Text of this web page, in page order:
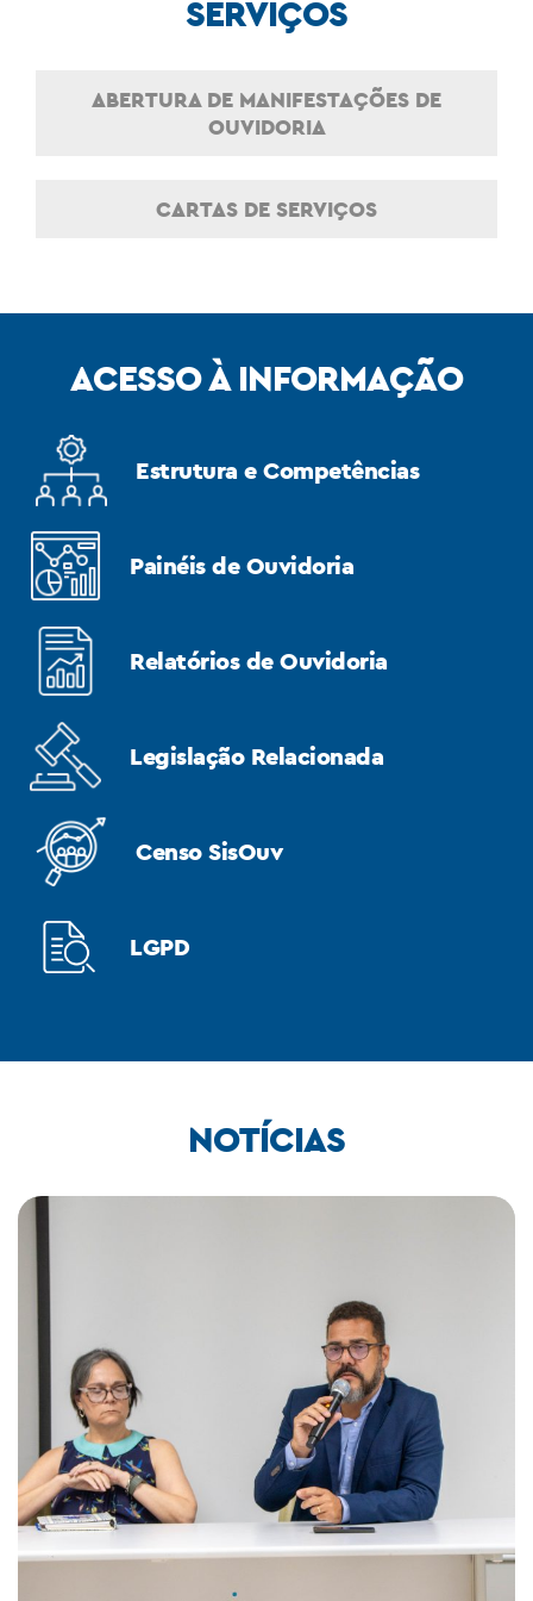
SERVIÇOS
ABERTURA DE MANIFESTAÇÕES DE
OUVIDORIA
CARTAS DE SERVIÇOS
ACESSO À INFORMAÇÃO
Estrutura e Competências
Painéis de Ouvidoria
Relatórios de Ouvidoria
Legislação Relacionada
Censo SisOuv
LGPD
NOTÍCIAS